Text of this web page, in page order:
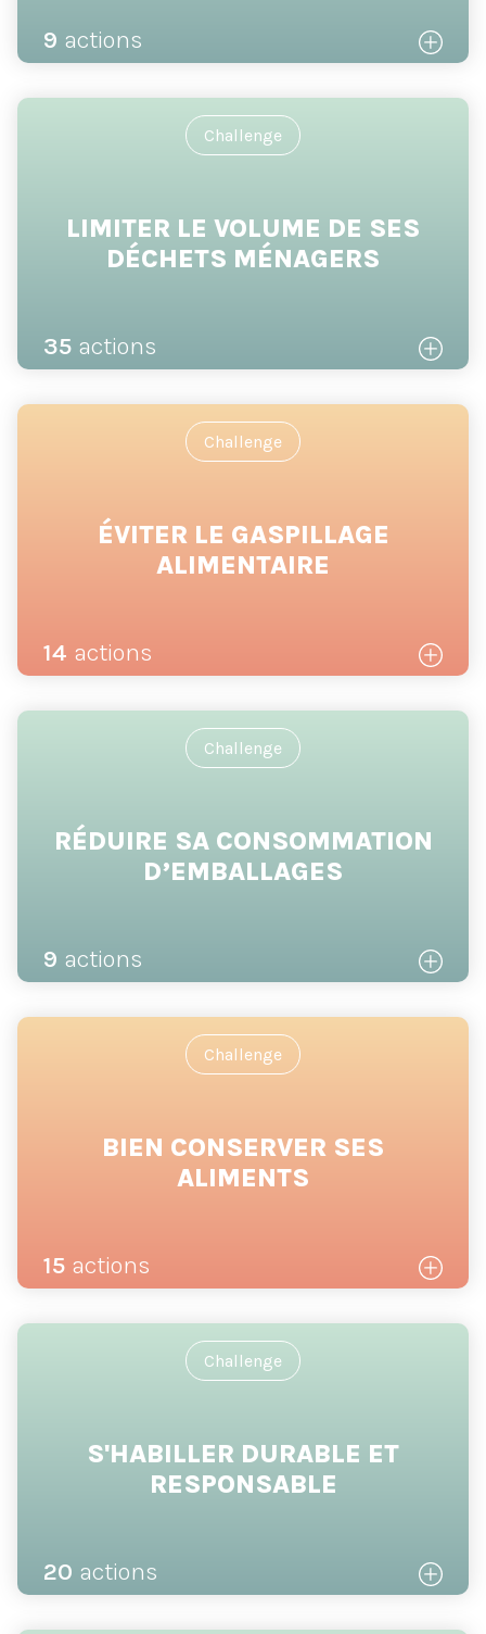
9 actions
Challenge
LIMITER LE VOLUME DE SES
DÉCHETS MÉNAGERS
35 actions
Challenge
ÉVITER LE GASPILLAGE
ALIMENTAIRE
14 actions
Challenge
RÉDUIRE SA CONSOMMATION
D’EMBALLAGES
9 actions
Challenge
BIEN CONSERVER SES
ALIMENTS
15 actions
Challenge
S'HABILLER DURABLE ET
RESPONSABLE
20 actions